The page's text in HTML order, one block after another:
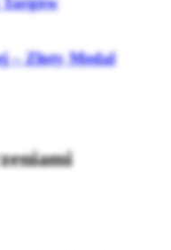
– Złoty Medal